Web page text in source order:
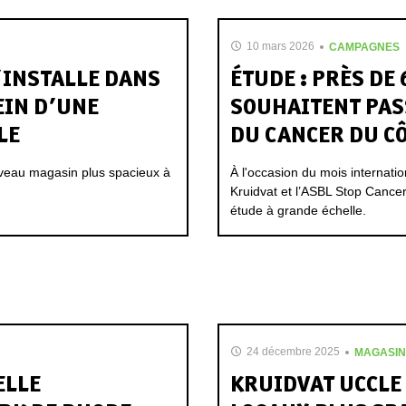
DANS
D’UNE
magasin plus spacieux à
10 mars 2026 CAMPAGNES
ÉTUDE : PRÈS DE
SOUHAITENT
DU CANCER DU
À l'occasion du mois
Kruidvat et l’ASBL Stop
étude à grande échelle.
24 décembre 2025
KRUIDVAT